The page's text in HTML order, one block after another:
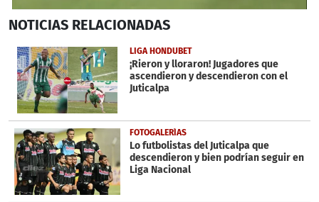
seconds
2
minutes,
58
seconds
NOTICIAS RELACIONADAS
LIGA HONDUBET
¡Rieron y lloraron! Jugadores que
ascendieron y descendieron con el
Juticalpa
FOTOGALERÍAS
Lo futbolistas del Juticalpa que
descendieron y bien podrían seguir en
Liga Nacional